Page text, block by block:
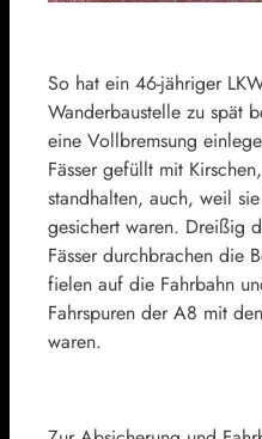
So hat ein 46-jähriger
Wanderbaustelle zu spät
eine Vollbremsung
Fässer gefüllt mit
standhalten, auch, weil
gesichert waren. Dreißig
Fässer durchbrachen die
fielen auf die Fahrbahn
Fahrspuren der A8 mit
waren.